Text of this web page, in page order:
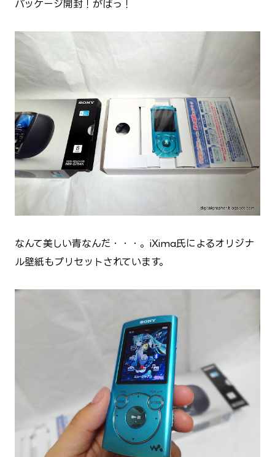
パッケージ開封！がばっ！
なんて美しい青なんだ・・・。iXima氏によるオリジナ
ル壁紙もプリセットされています。